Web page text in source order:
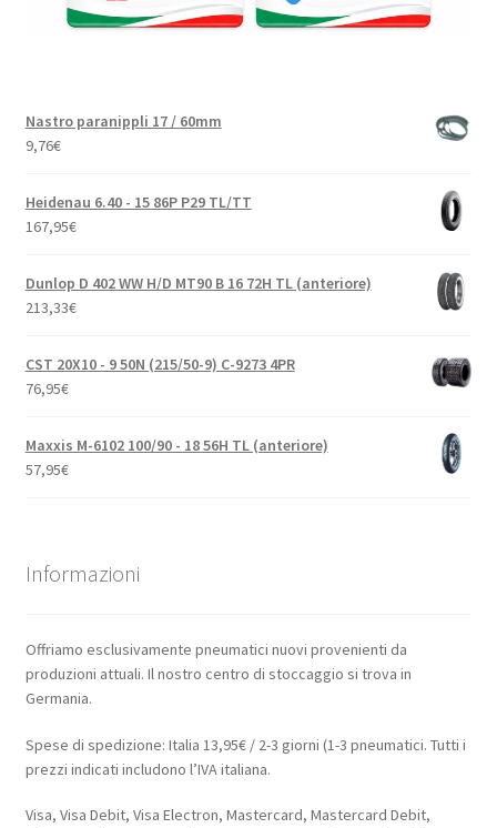
Nastro paranippli 17 / 60mm
9,76€
Heidenau 6.40 - 15 86P P29 TL/TT
167,95€
Dunlop D 402 WW H/D MT90 B 16 72H TL (anteriore)
213,33€
CST 20X10 - 9 50N (215/50-9) C-9273 4PR
76,95€
Maxxis M-6102 100/90 - 18 56H TL (anteriore)
57,95€
Informazioni
Offriamo esclusivamente pneumatici nuovi provenienti da
produzioni attuali. Il nostro centro di stoccaggio si trova in
Germania.
Spese di spedizione: Italia 13,95€ / 2-3 giorni (1-3 pneumatici. Tutti i
prezzi indicati includono l’IVA italiana.
Visa, Visa Debit, Visa Electron, Mastercard, Mastercard Debit,